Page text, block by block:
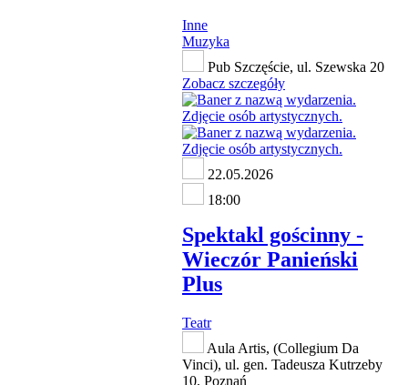
Inne
Muzyka
Pub Szczęście, ul. Szewska 20
Zobacz szczegóły
22.05.2026
18:00
Spektakl gościnny -
Wieczór Panieński
Plus
Teatr
Aula Artis, (Collegium Da
Vinci), ul. gen. Tadeusza Kutrzeby
10, Poznań